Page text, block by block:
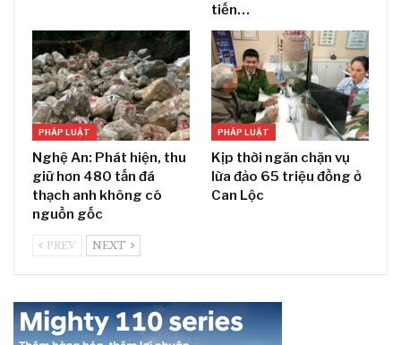
tiến…
PHÁP LUẬT
Nghệ An: Phát hiện, thu
giữ hơn 480 tấn đá
thạch anh không có
nguồn gốc
PHÁP LUẬT
Kịp thời ngăn chặn vụ
lừa đảo 65 triệu đồng ở
Can Lộc
PREV NEXT